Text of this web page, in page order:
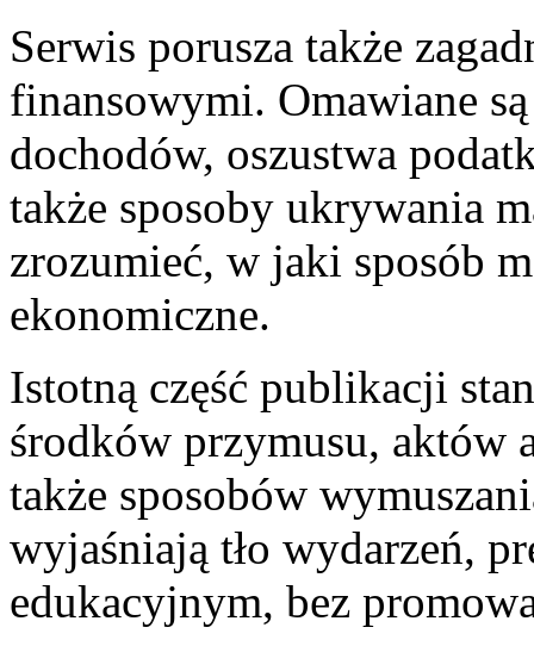
Serwis porusza także
finansowymi. Omawiane
dochodów, oszustwa
także sposoby ukrywania
zrozumieć, w jaki sposób
ekonomiczne.
Istotną część publikacji
środków przymusu, aktów
także sposobów
wyjaśniają tło wydarzeń,
edukacyjnym, bez